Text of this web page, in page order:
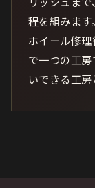
程を組みます
ホイール修
で一つの工
いできる工房